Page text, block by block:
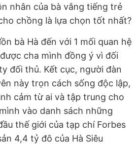
nhân của bà vắng tiếng trẻ
chồng là lựa chọn tốt nhất?
bà Hà đến với 1 mối quan hệ
cha mình đồng ý vì đối
đối thủ. Kết cục, người đàn
này trọn cách sống độc lập,
cảm từ ai và tập trung cho
vào danh sách những
thế giới của tạp chí Forbes
4,4 tỷ đô của Hà Siêu